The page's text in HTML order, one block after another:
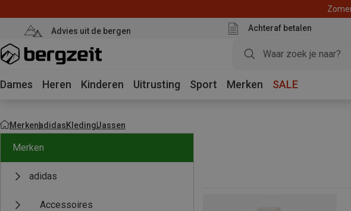
Advies uit de bergen Achteraf betalen
Dames Heren Kinderen Uitrusting Sport Merken SALE
MerkenadidasKledingJassen
Merken
adidas
Accessoires